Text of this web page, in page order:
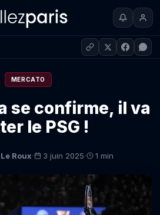
MERCATO
se confirme, il va
le PSG !
Roux· 3 juin 2025· 1 min